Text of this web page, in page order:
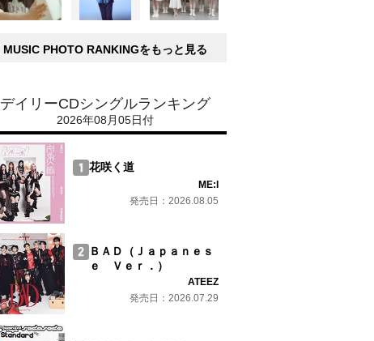
MUSIC PHOTO RANKINGをもっと見る
デイリーCDシングルランキング
2026年08月05日付
花咲く道
ME:I
発売日：2026.08.05
ＢＡＤ（Ｊａｐａｎｅｓ
ｅ Ｖｅｒ．）
ATEEZ
発売日：2026.07.29